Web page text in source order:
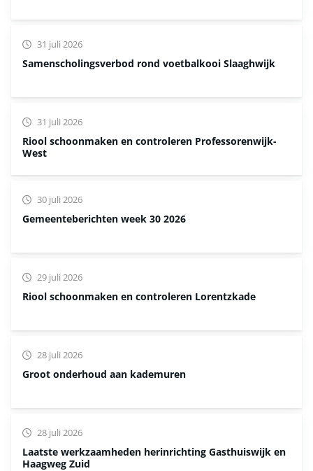
Samenscholingsverbod rond voetbalkooi Slaaghwijk
31 juli 2026
Riool schoonmaken en controleren Professorenwijk-
West
31 juli 2026
Gemeenteberichten week 30 2026
30 juli 2026
Riool schoonmaken en controleren Lorentzkade
29 juli 2026
Groot onderhoud aan kademuren
28 juli 2026
Laatste werkzaamheden herinrichting Gasthuiswijk en
Haagweg Zuid
28 juli 2026